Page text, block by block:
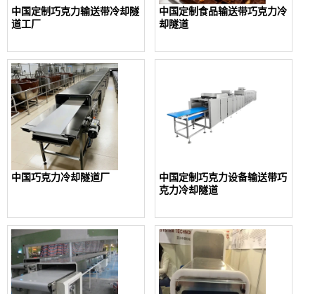
中国定制巧克力输送带冷却隧
道工厂
中国定制食品输送带巧克力冷
却隧道
中国巧克力冷却隧道厂
中国定制巧克力设备输送带巧
克力冷却隧道